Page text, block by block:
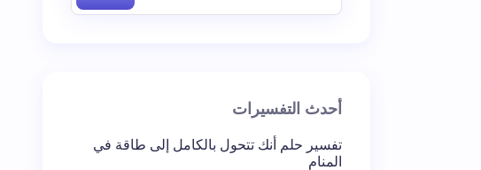
أحدث التفسيرات
تفسير حلم أنك تتحول بالكامل إلى طاقة في
المنام